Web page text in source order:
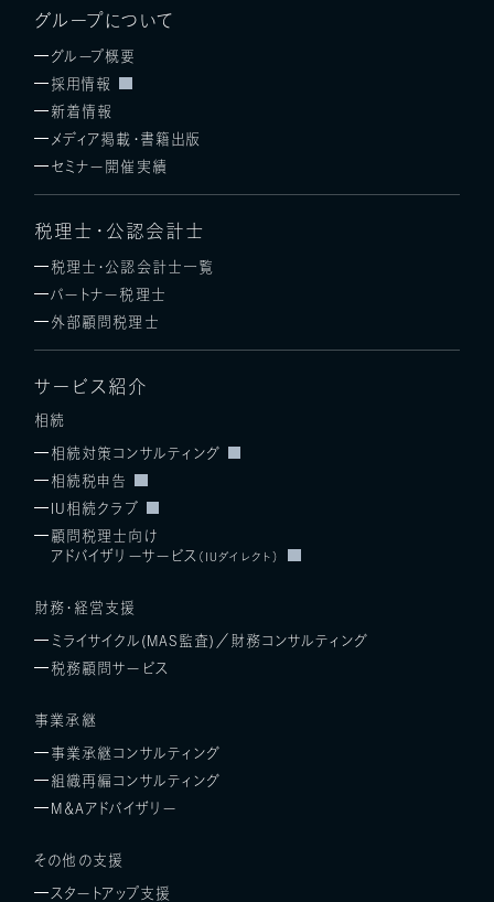
グループについて
グループ概要
採用情報
新着情報
メディア掲載・書籍出版
セミナー開催実績
税理士・公認会計士
税理士・公認会計士一覧
パートナー税理士
外部顧問税理士
サービス紹介
相続
相続対策コンサルティング
相続税申告
IU相続クラブ
顧問税理士向け
アドバイザリーサービス （IUダイレクト）
財務・経営支援
ミライサイクル(MAS監査)／ 財務コンサルティング
税務顧問サービス
事業承継
事業承継コンサルティング
組織再編コンサルティング
M＆Aアドバイザリー
その他の支援
スタートアップ支援